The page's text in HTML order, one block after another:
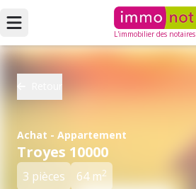
L'immobilier des notaires
Achat - Appartement
Troyes 10000
3 pièces 64 m2